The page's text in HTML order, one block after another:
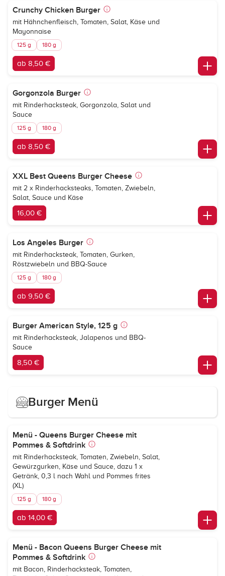
Crunchy Chicken Burger
mit Hähnchenfleisch, Tomaten, Salat, Käse und
Mayonnaise
125 g 180 g
ab 8,50 €
Gorgonzola Burger
mit Rinderhacksteak, Gorgonzola, Salat und
Sauce
125 g 180 g
ab 8,50 €
XXL Best Queens Burger Cheese
mit 2 x Rinderhacksteaks, Tomaten, Zwiebeln,
Salat, Sauce und Käse
16,00 €
Los Angeles Burger
mit Rinderhacksteak, Tomaten, Gurken,
Röstzwiebeln und BBQ-Sauce
125 g 180 g
ab 9,50 €
Burger American Style, 125 g
mit Rinderhacksteak, Jalapenos und BBQ-
Sauce
8,50 €
Burger Menü
Menü - Queens Burger Cheese mit
Pommes & Softdrink
mit Rinderhacksteak, Tomaten, Zwiebeln, Salat,
Gewürzgurken, Käse und Sauce, dazu 1 x
Getränk, 0,3 l nach Wahl und Pommes frites
(XL)
125 g 180 g
ab 14,00 €
Menü - Bacon Queens Burger Cheese mit
Pommes & Softdrink
mit Bacon, Rinderhacksteak, Tomaten,